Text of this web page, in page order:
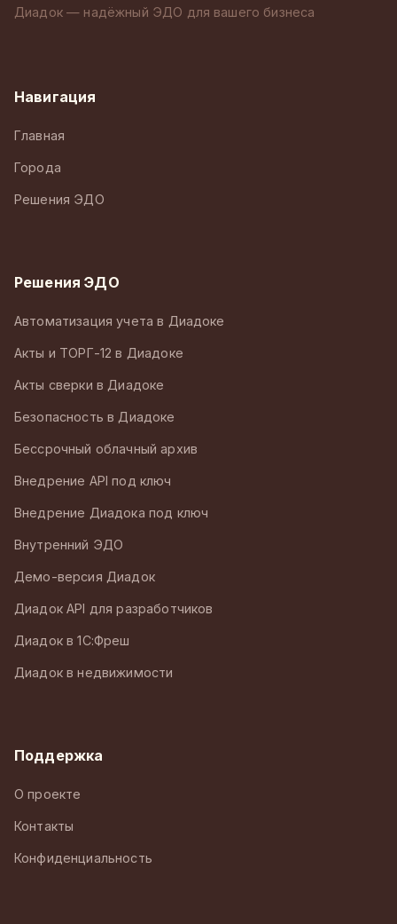
Диадок — надёжный ЭДО для вашего бизнеса
Навигация
Главная
Города
Решения ЭДО
Решения ЭДО
Автоматизация учета в Диадоке
Акты и ТОРГ-12 в Диадоке
Акты сверки в Диадоке
Безопасность в Диадоке
Бессрочный облачный архив
Внедрение API под ключ
Внедрение Диадока под ключ
Внутренний ЭДО
Демо-версия Диадок
Диадок API для разработчиков
Диадок в 1С:Фреш
Диадок в недвижимости
Поддержка
О проекте
Контакты
Конфиденциальность